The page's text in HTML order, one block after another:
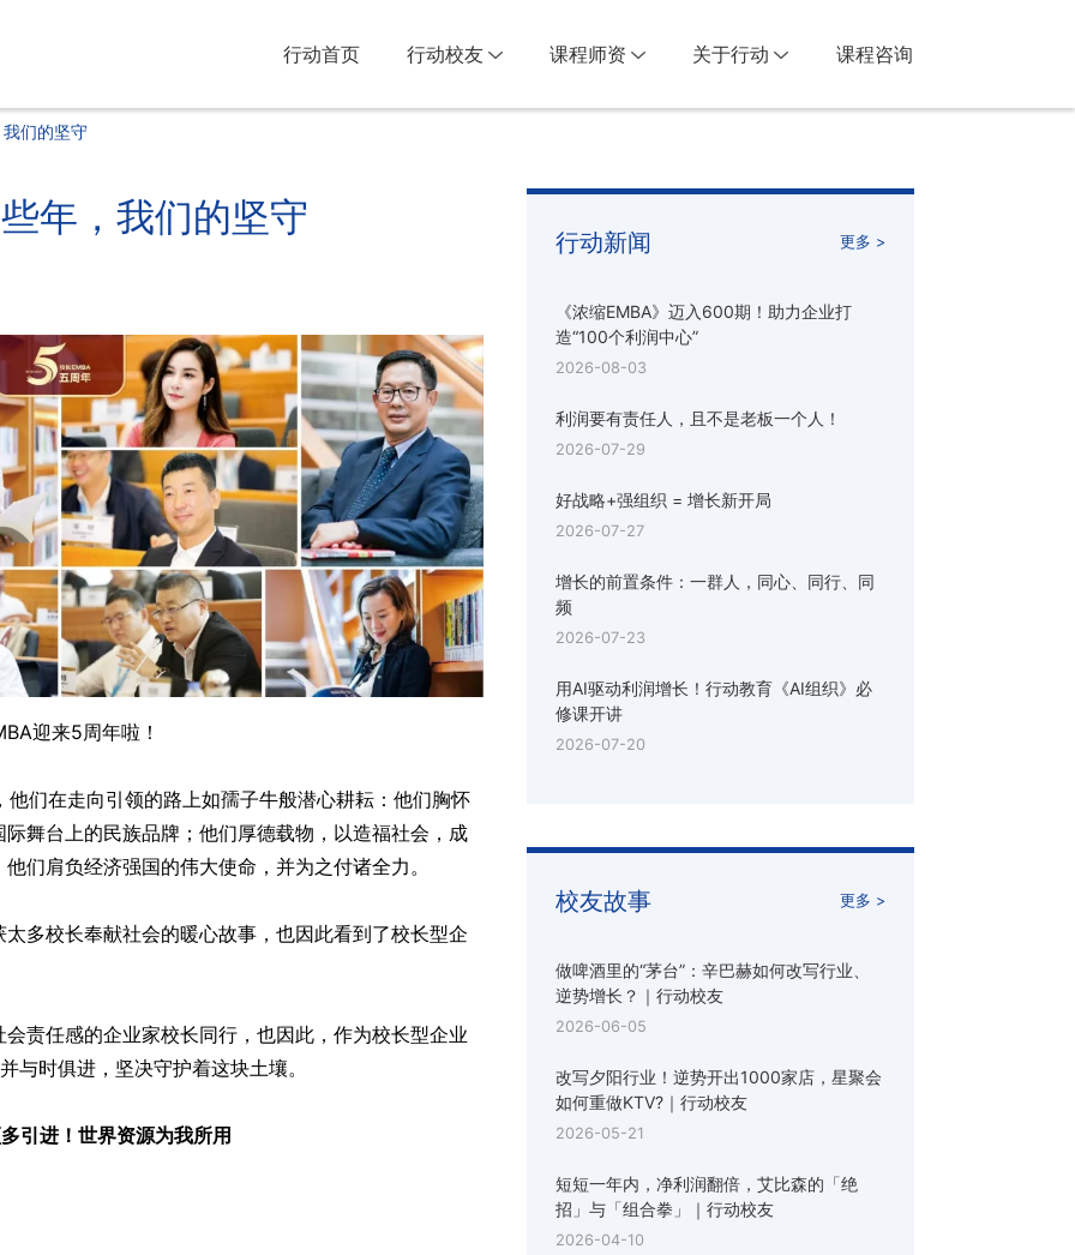
行动首页 行动校友 课程师资 关于行动 课程咨询
们的坚守
年，我们的坚守
迎来5周年啦！
们在走向引领的路上如孺子牛般潜心耕耘：他们胸怀
舞台上的民族品牌；他们厚德载物，以造福社会，成
们肩负经济强国的伟大使命，并为之付诸全力。
多校长奉献社会的暖心故事，也因此看到了校长型企
责任感的企业家校长同行，也因此，作为校长型企业
与时俱进，坚决守护着这块土壤。
引进！世界资源为我所用
行动新闻 更多 >
《浓缩EMBA》迈入600期！助力企业打
造“100个利润中心”
2026-08-03
利润要有责任人，且不是老板一个人！
2026-07-29
好战略+强组织 = 增长新开局
2026-07-27
增长的前置条件：一群人，同心、同行、同
频
2026-07-23
用AI驱动利润增长！行动教育《AI组织》必
修课开讲
2026-07-20
校友故事 更多 >
做啤酒里的“茅台”：辛巴赫如何改写行业、
逆势增长？｜行动校友
2026-06-05
改写夕阳行业！逆势开出1000家店，星聚会
如何重做KTV?｜行动校友
2026-05-21
短短一年内，净利润翻倍，艾比森的「绝
招」与「组合拳」｜行动校友
2026-04-10